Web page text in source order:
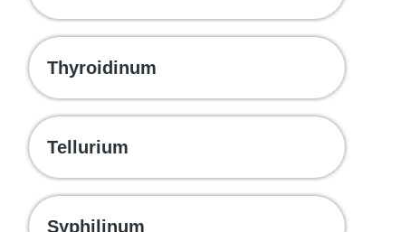
Thyroidinum
Tellurium
Syphilinum